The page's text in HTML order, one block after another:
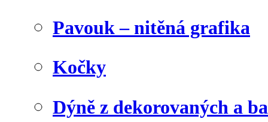
Pavouk – nitěná grafika
Kočky
Dýně z dekorovaných a